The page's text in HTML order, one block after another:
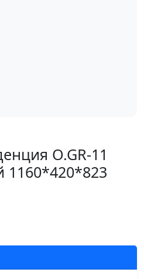
O.GR-11
1160*420*823